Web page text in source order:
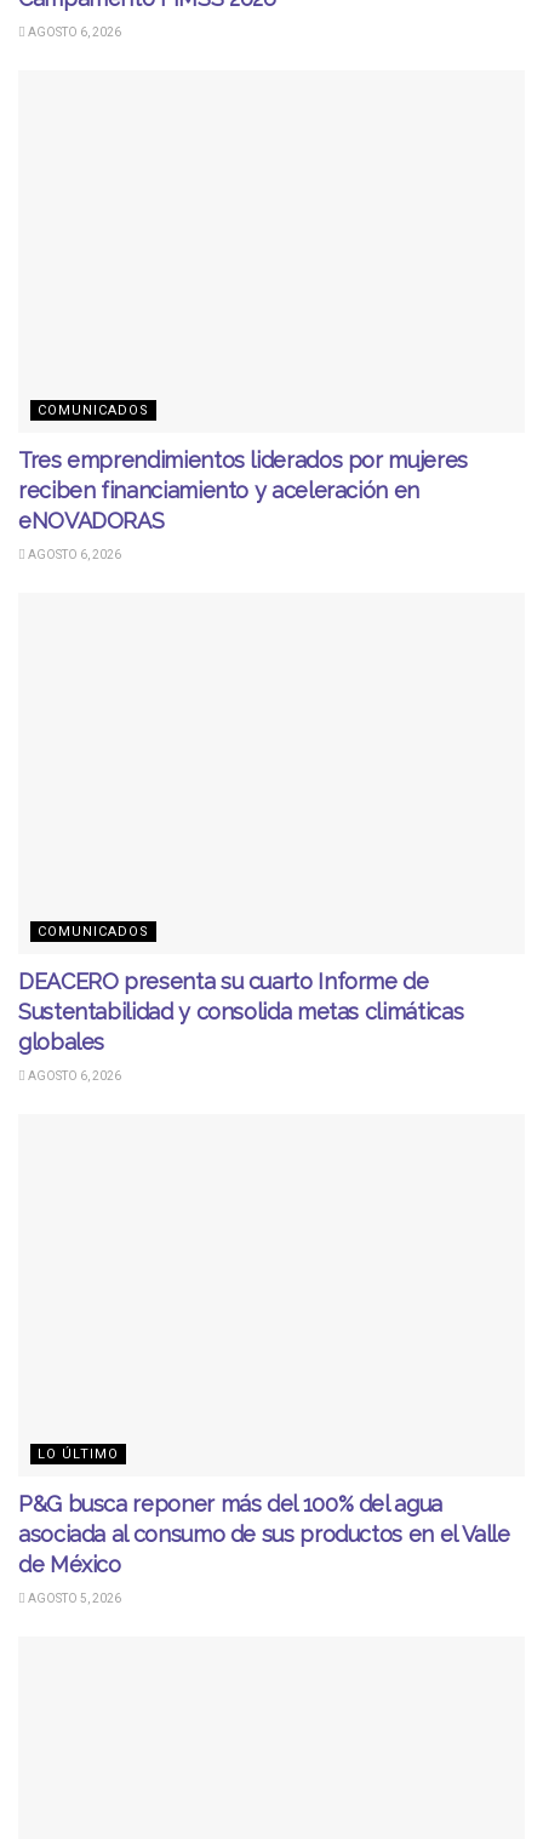
AGOSTO 6, 2026
COMUNICADOS
Tres emprendimientos liderados por mujeres
reciben financiamiento y aceleración en
eNOVADORAS
AGOSTO 6, 2026
COMUNICADOS
DEACERO presenta su cuarto Informe de
Sustentabilidad y consolida metas climáticas
globales
AGOSTO 6, 2026
LO ÚLTIMO
P&G busca reponer más del 100% del agua
asociada al consumo de sus productos en el Valle
de México
AGOSTO 5, 2026